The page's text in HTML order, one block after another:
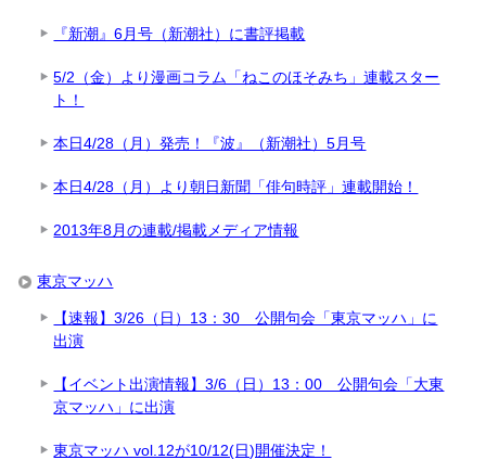
『新潮』6月号（新潮社）に書評掲載
5/2（金）より漫画コラム「ねこのほそみち」連載スター
ト！
本日4/28（月）発売！『波』（新潮社）5月号
本日4/28（月）より朝日新聞「俳句時評」連載開始！
2013年8月の連載/掲載メディア情報
東京マッハ
【速報】3/26（日）13：30 公開句会「東京マッハ」に
出演
【イベント出演情報】3/6（日）13：00 公開句会「大東
京マッハ」に出演
東京マッハ vol.12が10/12(日)開催決定！